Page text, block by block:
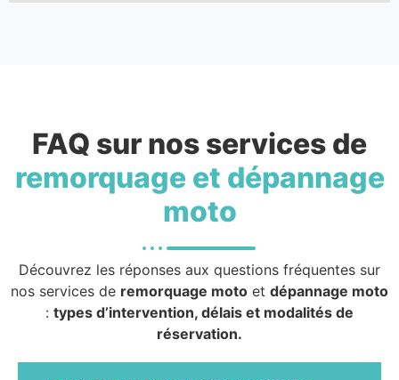
FAQ sur nos services de
remorquage et dépannage
moto
Découvrez les réponses aux questions fréquentes sur
nos services de remorquage moto et dépannage moto
: types d’intervention, délais et modalités de
réservation.